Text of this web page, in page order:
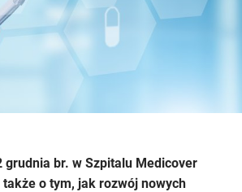
grudnia br. w Szpitalu Medicover
o tym, jak rozwój nowych